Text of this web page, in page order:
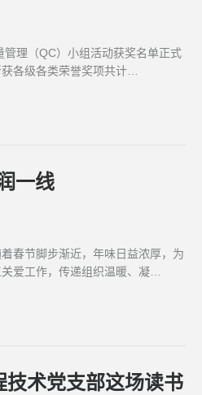
理（QC）小组活动获奖名单正式
各级各类荣誉奖项共计…
一线
春节脚步渐近，年味日益浓厚，为
爱工作，传递组织温暖、凝…
术党支部这场读书